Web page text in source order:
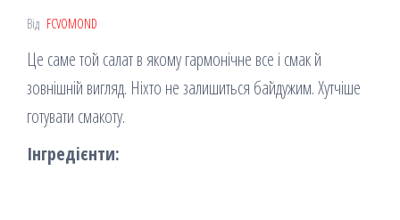
Від FCVOMOND
Це саме той салат в якому гармонічне все і смак й
зовнішній вигляд. Ніхто не залишиться байдужим. Хутчіше
готувати смакоту.
Інгредієнти: